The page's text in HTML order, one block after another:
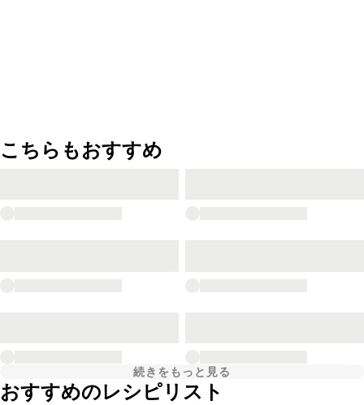
こちらもおすすめ
続きをもっと見る
おすすめのレシピリスト